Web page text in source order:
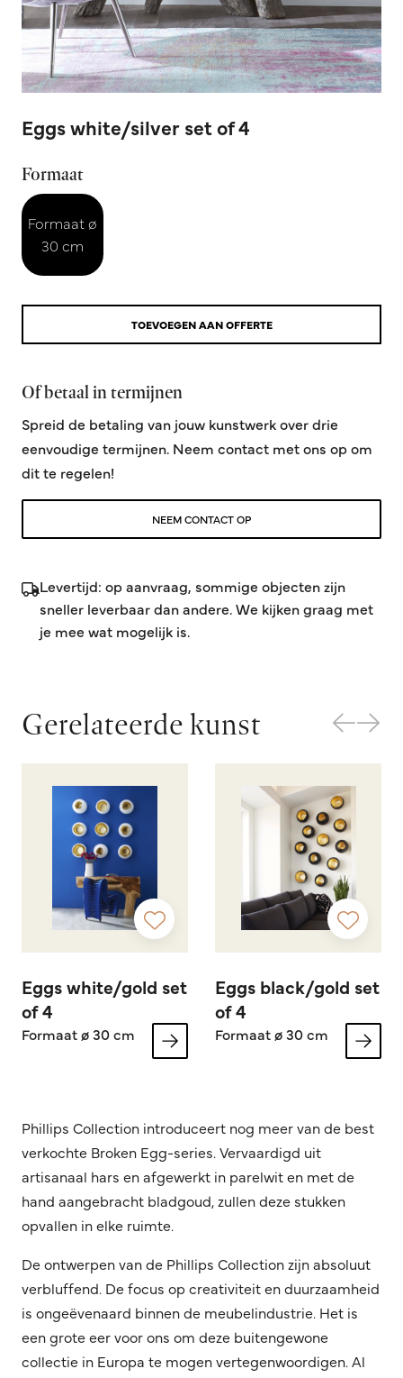
Eggs white/silver set of 4
Formaat
Formaat ø
30 cm
TOEVOEGEN AAN OFFERTE
Of betaal in termijnen
Spreid de betaling van jouw kunstwerk over drie
eenvoudige termijnen. Neem contact met ons op om
dit te regelen!
NEEM CONTACT OP
Levertijd: op aanvraag, sommige objecten zijn
sneller leverbaar dan andere. We kijken graag met
je mee wat mogelijk is.
Gerelateerde kunst
Eggs white/gold set
of 4
Formaat ø 30 cm
Eggs black/gold set
of 4
Formaat ø 30 cm
Phillips Collection introduceert nog meer van de best
verkochte Broken Egg-series. Vervaardigd uit
artisanaal hars en afgewerkt in parelwit en met de
hand aangebracht bladgoud, zullen deze stukken
opvallen in elke ruimte.
De ontwerpen van de Phillips Collection zijn absoluut
verbluffend. De focus op creativiteit en duurzaamheid
is ongeëvenaard binnen de meubelindustrie. Het is
een grote eer voor ons om deze buitengewone
collectie in Europa te mogen vertegenwoordigen. Al